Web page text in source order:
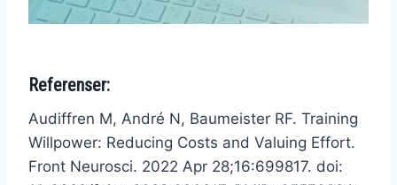
Referenser:
Audiffren M, André N, Baumeister RF. Training
Willpower: Reducing Costs and Valuing Effort.
Front Neurosci. 2022 Apr 28;16:699817. doi: